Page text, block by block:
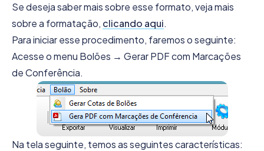
Se deseja saber mais sobre esse formato, veja mais
sobre a formatação, clicando aqui.
Para iniciar esse procedimento, faremos o seguinte:
Acesse o menu Bolões → Gerar PDF com Marcações
de Conferência.
Na tela seguinte, temos as seguintes características: